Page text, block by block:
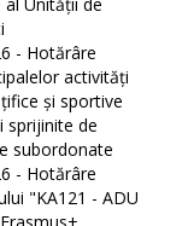
- Hotărâre
activităţi
şi sportive
sprijinite de
subordonate
- Hotărâre
"KA121 - ADU